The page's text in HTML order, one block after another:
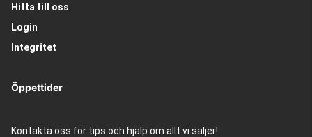
Hitta till oss
Login
Integritet
Öppettider
Kontakta oss för tips och hjälp om allt vi säljer!